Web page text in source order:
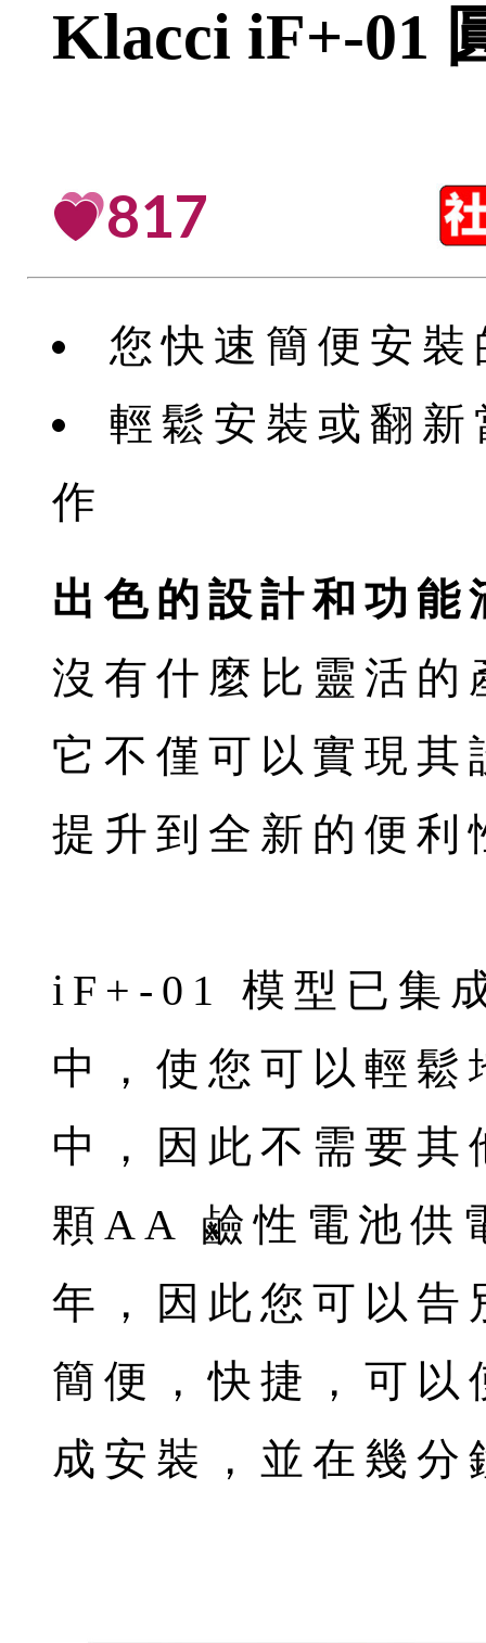
Klacci iF+-01
817
您快速簡便安
輕鬆安裝或翻
作
出色的設計和功
沒有什麼比靈活
它不僅可以實現
提升到全新的便
iF+-01 模型已集
中，使您可以輕
中，因此不需要
顆AA 鹼性電池供
年，因此您可以
簡便，快捷，可
成安裝，並在幾